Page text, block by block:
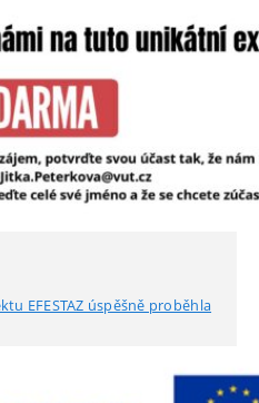
EFESTAZ úspěšně proběhla